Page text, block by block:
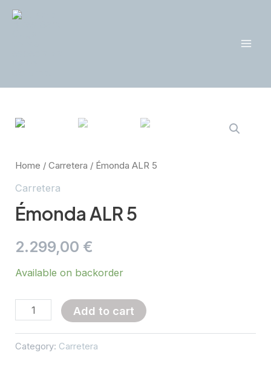
Home /Carretera / Émonda ALR 5
Carretera
Émonda ALR 5
2.299,00 €
Available on backorder
Émonda
5
Add to cart
Category: Carretera